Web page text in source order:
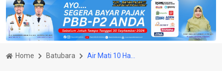
Home Batubara